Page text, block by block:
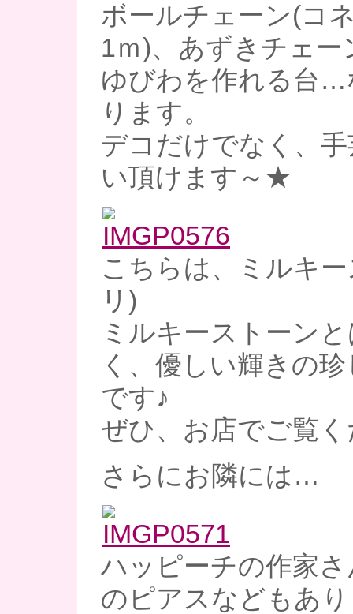
ボールチェーン(コ
1ｍ)、あずきチェー
ゆびわを作れる台…
ります。
デコだけでなく、
い頂けます～★
こちらは、ミルキ
リ)
ミルキーストーン
く、優しい輝きの
です♪
ぜひ、お店でご覧
さらにお隣には…
ハッピーチの作家
のピアスなどもあ